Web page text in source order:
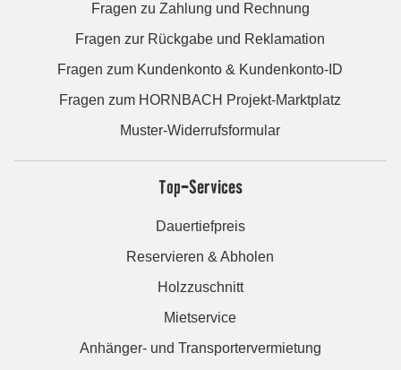
Fragen zu Zahlung und Rechnung
Fragen zur Rückgabe und Reklamation
Fragen zum Kundenkonto & Kundenkonto-ID
Fragen zum HORNBACH Projekt-Marktplatz
Muster-Widerrufsformular
Top-Services
Dauertiefpreis
Reservieren & Abholen
Holzzuschnitt
Mietservice
Anhänger- und Transportervermietung